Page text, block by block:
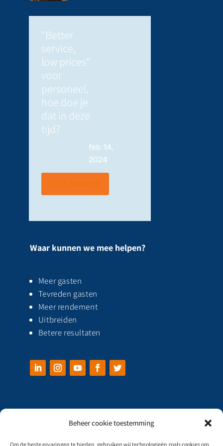
Beheer cookie toestemming
Om de beste ervaringen te bieden, gebruiken wij technologieën zoals cookies om
“Better
service,
low prices”
voor
personeel,
hoe doe je
dat in deze
tijd?
feb 14,
2024
LEES VERDER
Waar kunnen we mee helpen?
Meer gasten
Tevreden gasten
Meer rendement
Uitbreiden
Betere resultaten